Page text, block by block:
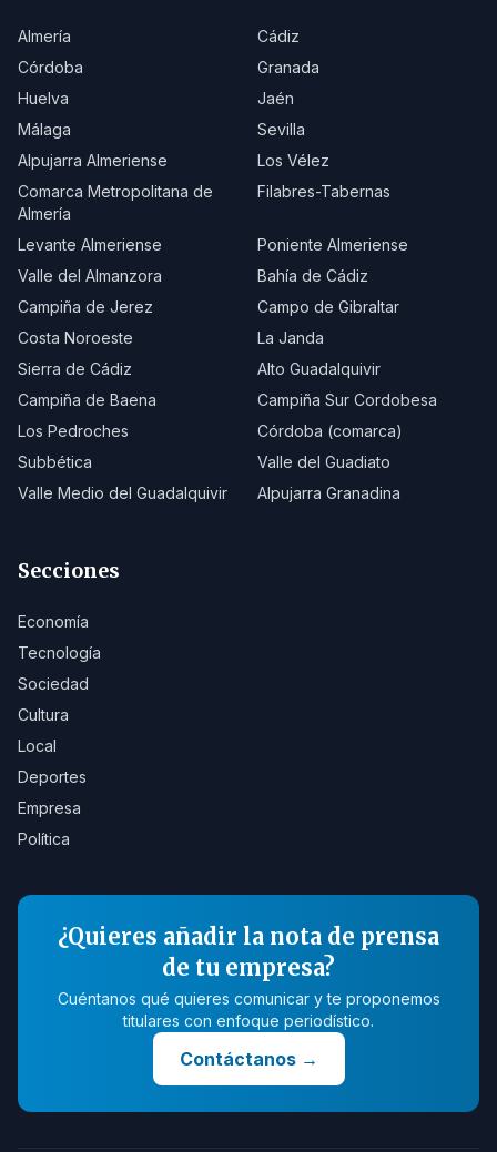
Almería
Cádiz
Córdoba
Granada
Huelva
Jaén
Málaga
Sevilla
Alpujarra Almeriense
Los Vélez
Comarca Metropolitana de
Almería
Filabres-Tabernas
Levante Almeriense
Poniente Almeriense
Valle del Almanzora
Bahía de Cádiz
Campiña de Jerez
Campo de Gibraltar
Costa Noroeste
La Janda
Sierra de Cádiz
Alto Guadalquivir
Campiña de Baena
Campiña Sur Cordobesa
Los Pedroches
Córdoba (comarca)
Subbética
Valle del Guadiato
Valle Medio del Guadalquivir
Alpujarra Granadina
Secciones
Economía
Tecnología
Sociedad
Cultura
Local
Deportes
Empresa
Política
¿Quieres añadir la nota de prensa
de tu empresa?
Cuéntanos qué quieres comunicar y te proponemos
titulares con enfoque periodístico.
Contáctanos→